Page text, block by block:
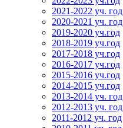
2021-2022 уч. год
2020-2021 уч. год
2019-2020 уч.год
2018-2019 уч.год
2017-2018 уч.год
2016-2017 уч.год
2015-2016 уч.год
2014-2015 уч.год
2013-2014 уч. год
2012-2013 уч. год
2011-2012 уч. год